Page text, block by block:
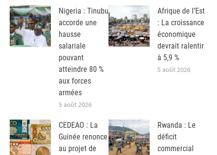
Nigeria : Tinubu
accorde une
hausse
salariale
pouvant
atteindre 80 %
aux forces
armées
5 août 2026
Afrique de l’Est
: La croissance
économique
devrait ralentir
à 5,9 %
5 août 2026
CEDEAO : La
Guinée renonce
au projet de
Rwanda : Le
déficit
commercial